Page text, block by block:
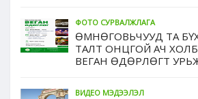
ФОТО СУРВАЛЖЛАГА
ӨМНӨГОВЬЧУУД ТА
ТАЛТ ОНЦГОЙ АЧ
ВЕГАН ӨДӨРЛӨГТ
ВИДЕО МЭДЭЭЛЭЛ